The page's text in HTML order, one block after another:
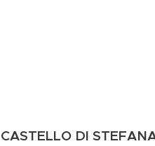
CASTELLO DI